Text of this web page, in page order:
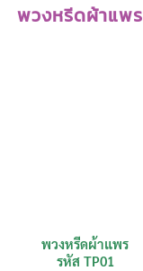
พวงหรีดผ้าแพร
พวงหรีดผ้าแพร
รหัส TP01